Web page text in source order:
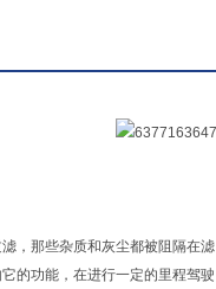
，那些杂质和灰尘都被阻隔在滤
的功能，在进行一定的里程驾驶